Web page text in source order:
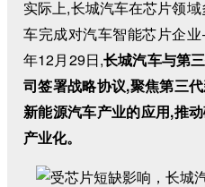
实际上,长城汽车在芯片领
车完成对汽车智能芯片企
年12月29日,长城汽车与第
司签署战略协议,聚焦第三
新能源汽车产业的应用,推
产业化。